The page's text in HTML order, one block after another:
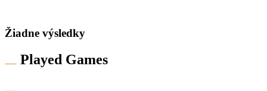
Žiadne výsledky
Played Games